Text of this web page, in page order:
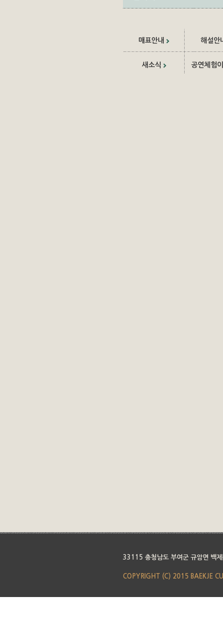
매표안내 해설안
새소식 공연체험
33115 충청남도 부여군 규암면 백
COPYRIGHT (C) 2015 BAEKJE